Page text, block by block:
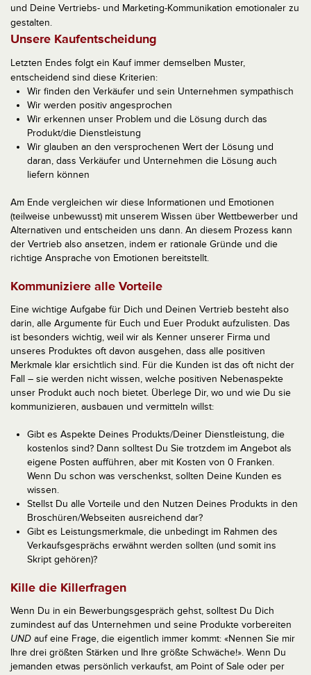
und Deine Vertriebs- und Marketing-Kommunikation emotionaler zu
gestalten.
Unsere Kaufentscheidung
Letzten Endes folgt ein Kauf immer demselben Muster,
entscheidend sind diese Kriterien:
Wir finden den Verkäufer und sein Unternehmen sympathisch
Wir werden positiv angesprochen
Wir erkennen unser Problem und die Lösung durch das
Produkt/die Dienstleistung
Wir glauben an den versprochenen Wert der Lösung und
daran, dass Verkäufer und Unternehmen die Lösung auch
liefern können
Am Ende vergleichen wir diese Informationen und Emotionen
(teilweise unbewusst) mit unserem Wissen über Wettbewerber und
Alternativen und entscheiden uns dann. An diesem Prozess kann
der Vertrieb also ansetzen, indem er rationale Gründe und die
richtige Ansprache von Emotionen bereitstellt.
Kommuniziere alle Vorteile
Eine wichtige Aufgabe für Dich und Deinen Vertrieb besteht also
darin, alle Argumente für Euch und Euer Produkt aufzulisten. Das
ist besonders wichtig, weil wir als Kenner unserer Firma und
unseres Produktes oft davon ausgehen, dass alle positiven
Merkmale klar ersichtlich sind. Für die Kunden ist das oft nicht der
Fall – sie werden nicht wissen, welche positiven Nebenaspekte
unser Produkt auch noch bietet. Überlege Dir, wo und wie Du sie
kommunizieren, ausbauen und vermitteln willst:
Gibt es Aspekte Deines Produkts/Deiner Dienstleistung, die
kostenlos sind? Dann solltest Du Sie trotzdem im Angebot als
eigene Posten aufführen, aber mit Kosten von 0 Franken.
Wenn Du schon was verschenkst, sollten Deine Kunden es
wissen.
Stellst Du alle Vorteile und den Nutzen Deines Produkts in den
Broschüren/Webseiten ausreichend dar?
Gibt es Leistungsmerkmale, die unbedingt im Rahmen des
Verkaufsgesprächs erwähnt werden sollten (und somit ins
Skript gehören)?
Kille die Killerfragen
Wenn Du in ein Bewerbungsgespräch gehst, solltest Du Dich
zumindest auf das Unternehmen und seine Produkte vorbereiten
UND auf eine Frage, die eigentlich immer kommt: «Nennen Sie mir
Ihre drei größten Stärken und Ihre größte Schwäche!». Wenn Du
jemanden etwas persönlich verkaufst, am Point of Sale oder per